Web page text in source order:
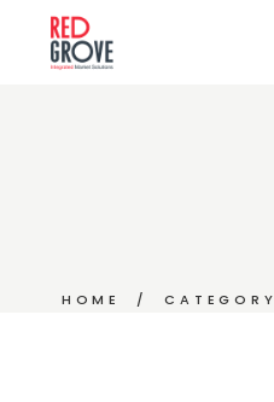
content
HOME CATEGORY